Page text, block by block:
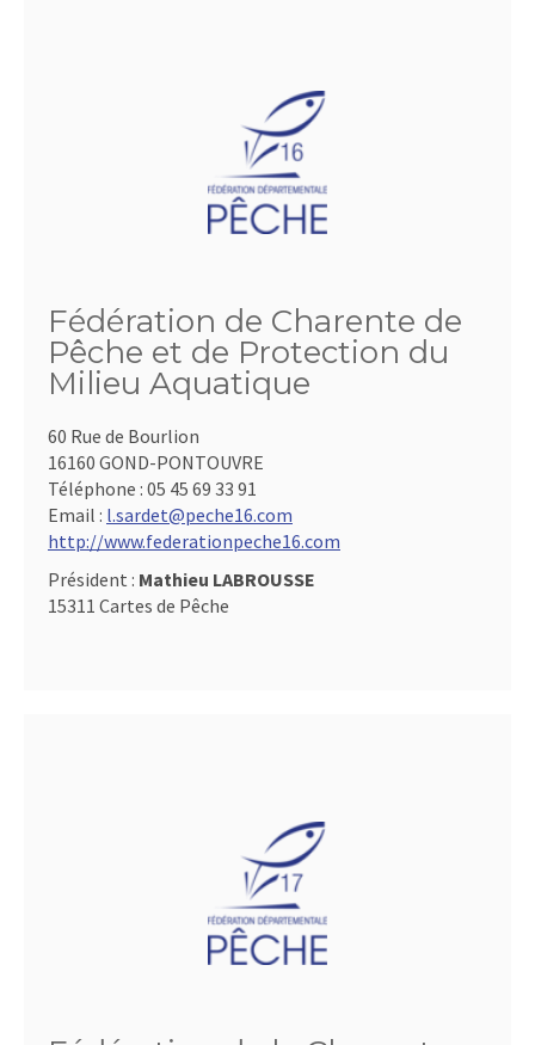
Fédération de Charente de
Pêche et de Protection du
Milieu Aquatique
60 Rue de Bourlion
16160 GOND-PONTOUVRE
Téléphone : 05 45 69 33 91
Email : l.sardet@peche16.com
http://www.federationpeche16.com
Président : Mathieu LABROUSSE
15311 Cartes de Pêche